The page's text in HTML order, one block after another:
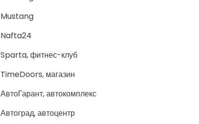
Mustang
Nafta24
Sparta, фитнес-клуб
TimeDoors, магазин
АвтоГарант, автокомплекс
Автоград, автоцентр